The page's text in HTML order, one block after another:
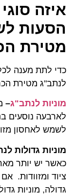
איזה
הסעות
מטירת
כדי לתת מענה
לנתב"ג מטירת
מוניות לנתב"ג–
לארבעה נוסעים
לשמש לאחסון
מוניות גדולות
כאשר יש יותר
ציוד ומזוודות.
גדולה, מוניות